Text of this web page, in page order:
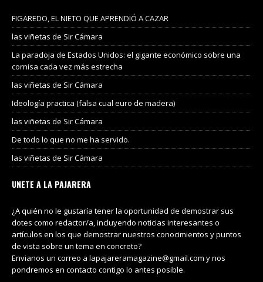
FIGAREDO, EL NIETO QUE APRENDIÓ A CAZAR
las viñetas de Sir Cámara
La paradoja de Estados Unidos: el gigante económico sobre una
cornisa cada vez más estrecha
las viñetas de Sir Cámara
Ideología practica (falsa cual euro de madera)
las viñetas de Sir Cámara
De todo lo que no me ha servido.
las viñetas de Sir Cámara
UNETE A LA PAJARERA
¿A quién no le gustaría tener la oportunidad de demostrar sus
dotes como redactor/a, incluyendo noticias interesantes o
artículos en los que demostrar nuestros conocimientos y puntos
de vista sobre un tema en concreto?
Envianos un correo a lapajareramagazine@gmail.com y nos
pondremos en contacto contigo lo antes posible.